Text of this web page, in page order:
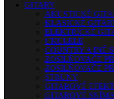
GITARY
AKUSTICKÉ
KLASICKÉ
ELEKTRICKÉ
UKULELE
COUNTRY A INÉ
ZOSILŇOVAČE
ZOSILŇOVAČE
STRUNY
GITAROVÉ
GITAROVÉ